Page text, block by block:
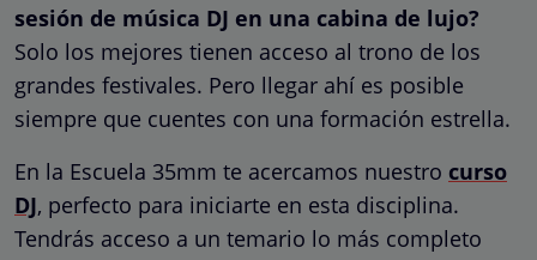
sesión de música DJ en una cabina de lujo?
Solo los mejores tienen acceso al trono de los
grandes festivales. Pero llegar ahí es posible
siempre que cuentes con una formación estrella.
En la Escuela 35mm te acercamos nuestro curso
DJ, perfecto para iniciarte en esta disciplina.
Tendrás acceso a un temario lo más completo